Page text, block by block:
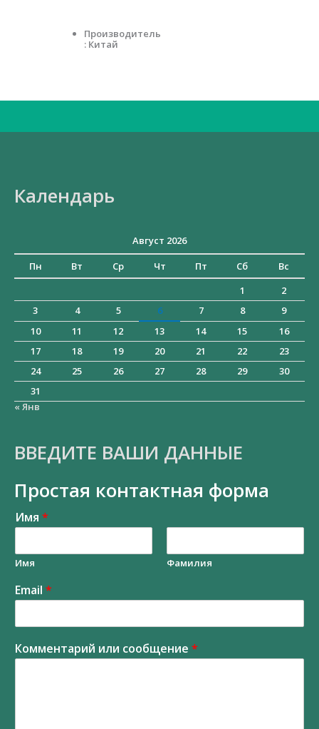
Производитель
: Китай
Календарь
Август 2026
Пн
Вт Ср Чт Пт Сб
Вс
1
2
3
4 5 6 7 8
9
10
11 12 13 14 15
16
17
18 19 20 21 22
23
24
25 26 27 28 29
30
31
« Янв
ВВЕДИТЕ ВАШИ ДАННЫЕ
Простая контактная форма
Имя *
Имя Фамилия
Email *
Комментарий или сообщение *